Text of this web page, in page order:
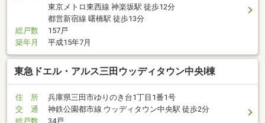
東京メトロ東西線 神楽坂駅 徒歩12分
都営新宿線 曙橋駅 徒歩13分
総戸数
157戸
築年月
平成15年7月
東急ドエル・アルス三田ウッディタウン中央I棟
住 所
兵庫県三田市ゆりのき台1丁目1番1号
交 通
神鉄公園都市線 ウッディタウン中央駅 徒歩2分
総戸数
34戸